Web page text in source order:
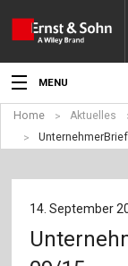
MENU
Aktuelles
Angebote
Fachgebiete
Home Aktuelles
14. September